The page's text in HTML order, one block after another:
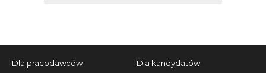
Dla pracodawców Dla kandydatów